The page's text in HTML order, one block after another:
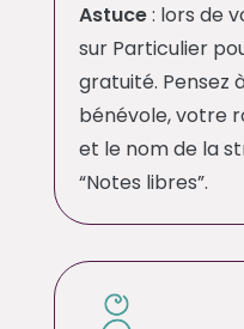
Astuce: lors de
sur Particulier
gratuité. Pensez
bénévole, votre
et le nom de la
“Notes libres”.